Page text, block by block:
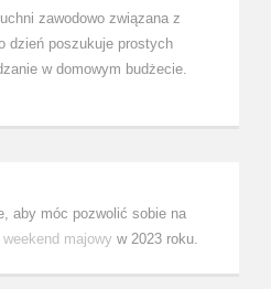
zawodowo związana z
dzień poszukuje prostych
w domowym budżecie.
aby móc pozwolić sobie na
weekend majowy w 2023 roku.